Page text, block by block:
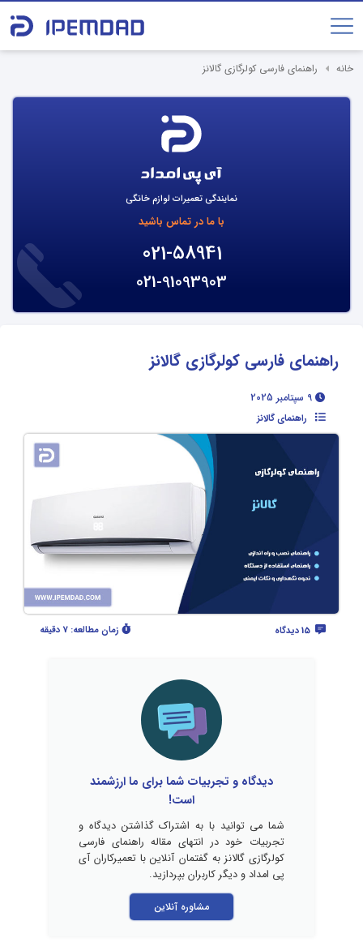
خانه راهنمای فارسی کولرگازی گالانز
نمایندگی تعمیرات لوازم خانگی
با ما در تماس باشید
021-58941
021-91093903
راهنمای فارسی کولرگازی گالانز
راهنمای گالانز
زمان مطالعه: 7 دقیقه
دیدگاه و تجربیات شما برای ما ارزشمند
است!
شما می توانید با به اشتراک گذاشتن دیدگاه و
تجربیات خود در انتهای مقاله راهنمای فارسی
کولرگازی گالانز به گفتمان آنلاین با تعمیرکاران آی
پی امداد و دیگر کاربران بپردازید.
مشاوره آنلاین